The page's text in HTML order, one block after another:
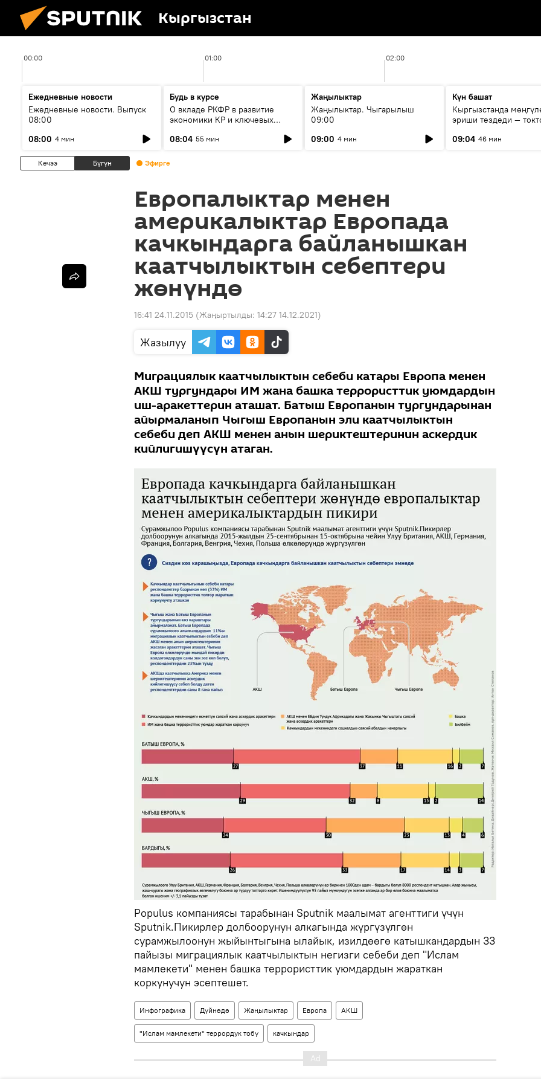
Кыргызстан
00:00 01:00 02:00
Ежедневные новости
Ежедневные новости. Выпуск
08:00
08:00 4 мин
Будь в курсе
О вкладе РКФР в развитие
экономики КР и ключевых
08:04 55 мин
Жаңылыктар
Жаңылыктар. Чыгарылыш
09:00
09:00 4 мин
Күн башат
Кыргызстанда
эриши тездеди —
09:04 46 мин
Кечээ Бүгүн Эфирге
Европалыктар менен
америкалыктар Европада
качкындарга байланышкан
каатчылыктын себептери
жөнүндө
16:41 24.11.2015 (Жаңыртылды: 14:27 14.12.2021)
Жазылуу
Миграциялык каатчылыктын себеби катары Европа менен
АКШ тургундары ИМ жана башка террористтик уюмдардын
иш-аракеттерин аташат. Батыш Европанын тургундарынан
айырмаланып Чыгыш Европанын эли каатчылыктын
себеби деп АКШ менен анын шериктештеринин аскердик
кийлигишүүсүн атаган.
Populus компаниясы тарабынан Sputnik маалымат агенттиги үчүн
Sputnik.Пикирлер долбоорунун алкагында жүргүзүлгөн
сурамжылоонун жыйынтыгына ылайык, изилдөөгө катышкандардын 33
пайызы миграциялык каатчылыктын негизги себеби деп "Ислам
мамлекети" менен башка террористтик уюмдардын жараткан
коркунучун эсептешет.
Инфографика Дүйнөдө Жаңылыктар Европа АКШ
"Ислам мамлекети" террордук тобу качкындар